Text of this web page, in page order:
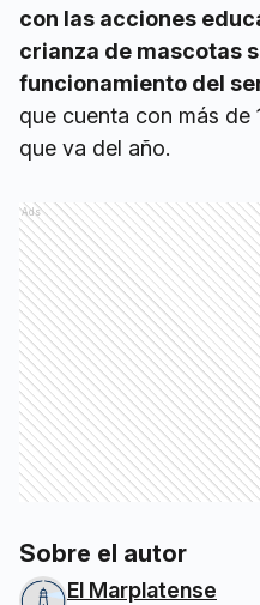
con las acciones
crianza de mascotas
funcionamiento del
que cuenta con más de
que va del año.
Ads
Sobre el autor
El Marplatense